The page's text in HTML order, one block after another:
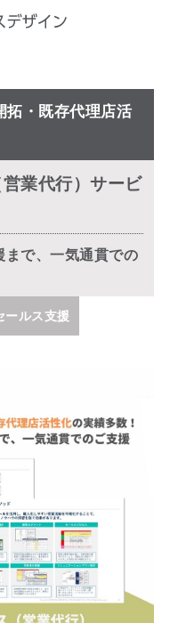
拓・既存代理店活
業代行）サービ
まで、一気通貫での
ールス支援